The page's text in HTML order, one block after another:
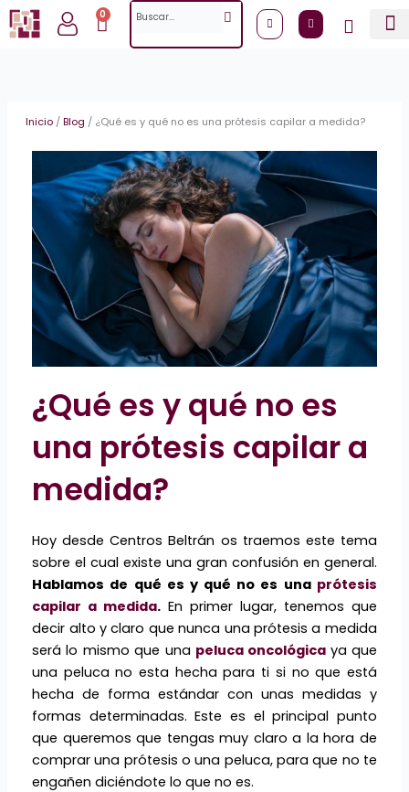
al
0
CartSearch
Inicio/Blog / ¿Qué es y qué no es una prótesis capilar a medida?
¿Qué es y qué no es
una prótesis capilar a
medida?
Hoy desde Centros Beltrán os traemos este tema
sobre el cual existe una gran confusión en general.
Hablamos de qué es y qué no es una prótesis
capilar a medida. En primer lugar, tenemos que
decir alto y claro que nunca una prótesis a medida
será lo mismo que una peluca oncológica ya que
una peluca no esta hecha para ti si no que está
hecha de forma estándar con unas medidas y
formas determinadas. Este es el principal punto
que queremos que tengas muy claro a la hora de
comprar una prótesis o una peluca, para que no te
engañen diciéndote lo que no es.